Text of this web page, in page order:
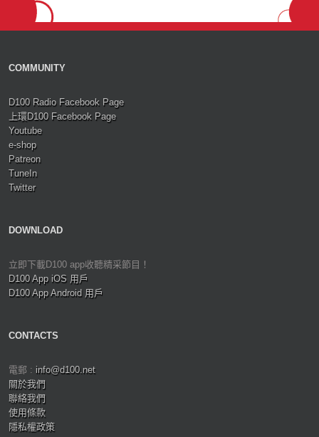
COMMUNITY
D100 Radio Facebook Page
上環D100 Facebook Page
Youtube
e-shop
Patreon
TuneIn
Twitter
DOWNLOAD
立即下載D100 app收聽精采節目！
D100 App iOS 用戶
D100 App Android 用戶
CONTACTS
電郵 : info@d100.net
關於我們
聯絡我們
使用條款
隱私權政策